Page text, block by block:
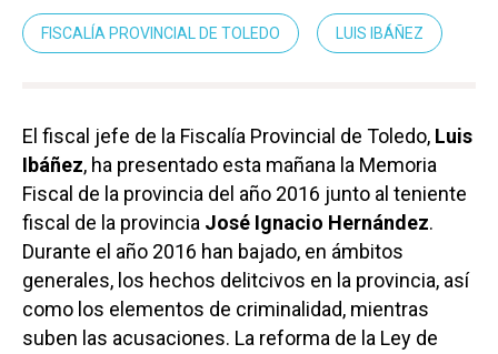
FISCALÍA PROVINCIAL DE TOLEDO LUIS IBÁÑEZ
El fiscal jefe de la Fiscalía Provincial de Toledo, Luis
Ibáñez, ha presentado esta mañana la Memoria
Fiscal de la provincia del año 2016 junto al teniente
fiscal de la provincia José Ignacio Hernández.
Durante el año 2016 han bajado, en ámbitos
generales, los hechos delitcivos en la provincia, así
como los elementos de criminalidad, mientras
suben las acusaciones. La reforma de la Ley de